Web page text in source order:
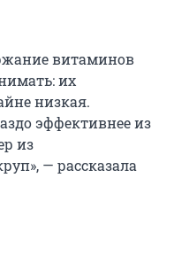
витаминов
их
низкая.
эффективнее из
из
— рассказала